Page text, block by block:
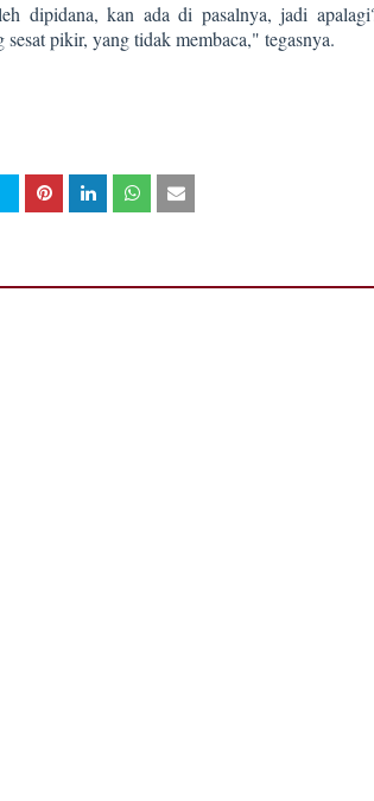
dipidana, kan ada di pasalnya, jadi
pikir, yang tidak membaca," tegasnya.